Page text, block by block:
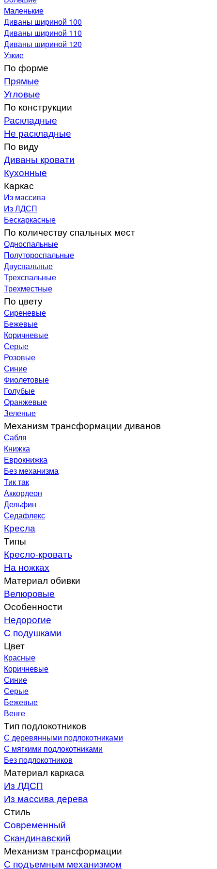
Маленькие
Диваны шириной 100
Диваны шириной 110
Диваны шириной 120
Узкие
По форме
Прямые
Угловые
По конструкции
Раскладные
Не раскладные
По виду
Диваны кровати
Кухонные
Каркас
Из массива
Из ЛДСП
Бескаркасные
По количеству спальных мест
Односпальные
Полутороспальные
Двуспальные
Трехспальные
Трехместные
По цвету
Сиреневые
Бежевые
Коричневые
Серые
Розовые
Синие
Фиолетовые
Голубые
Оранжевые
Зеленые
Механизм трансформации диванов
Сабля
Книжка
Еврокнижка
Без механизма
Тик так
Аккордеон
Дельфин
Седафлекс
Кресла
Типы
Кресло-кровать
На ножках
Материал обивки
Велюровые
Особенности
Недорогие
С подушками
Цвет
Красные
Коричневые
Синие
Серые
Бежевые
Венге
Тип подлокотников
С деревянными подлокотниками
С мягкими подлокотниками
Без подлокотников
Материал каркаса
Из ЛДСП
Из массива дерева
Стиль
Современный
Скандинавский
Механизм трансформации
С подъемным механизмом